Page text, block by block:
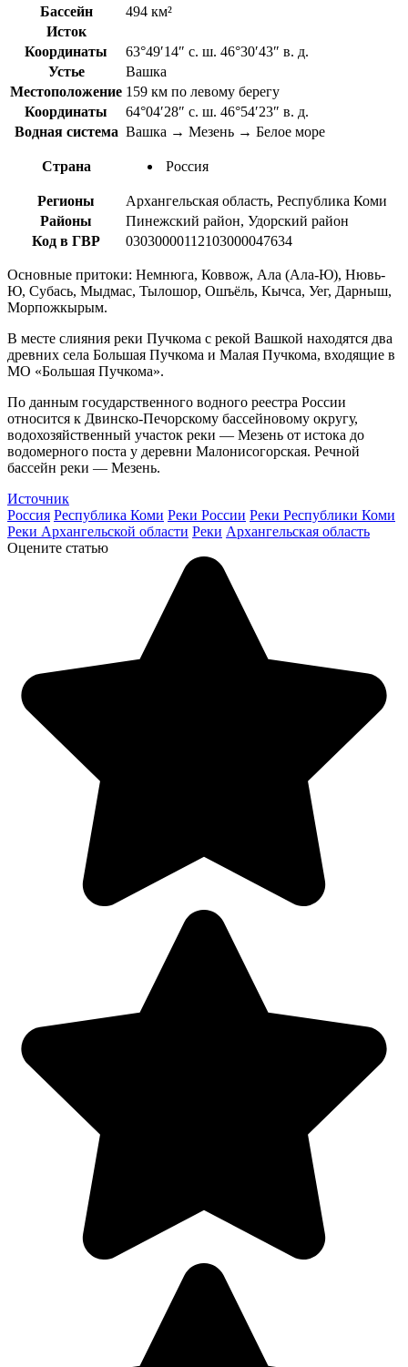
Бассейн
494 км²
Исток
Координаты
63°49′14″ с. ш. 46°30′43″ в. д.
Устье
Вашка
Местоположение 159 км по левому берегу
Координаты
64°04′28″ с. ш. 46°54′23″ в. д.
Водная система Вашка → Мезень → Белое море
Страна Россия
Регионы
Архангельская область, Республика Коми
Районы
Пинежский район, Удорский район
Код в ГВР
03030000112103000047634
Основные притоки: Немнюга, Коввож, Ала (Ала-Ю), Нювь-
Ю, Субась, Мыдмас, Тылошор, Ошъёль, Кычса, Уег, Дарныш,
Морпожкырым.
В месте слияния реки Пучкома с рекой Вашкой находятся два
древних села Большая Пучкома и Малая Пучкома, входящие в
МО «Большая Пучкома».
По данным государственного водного реестра России
относится к Двинско-Печорскому бассейновому округу,
водохозяйственный участок реки — Мезень от истока до
водомерного поста у деревни Малонисогорская. Речной
бассейн реки — Мезень.
Источник
Россия Республика Коми Реки России Реки Республики Коми
Реки Архангельской области Реки Архангельская область
Оцените статью